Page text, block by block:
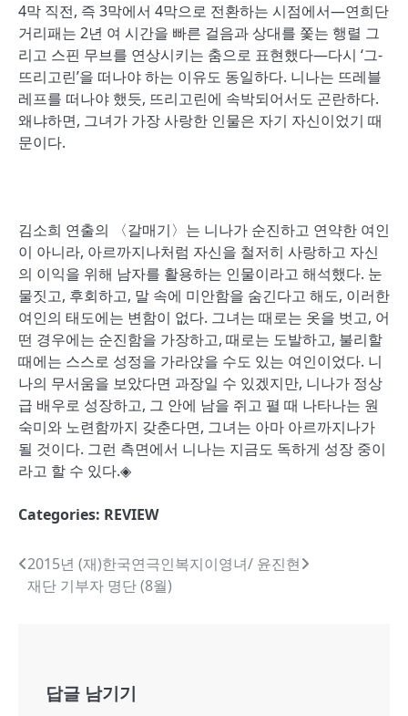
4막 직전, 즉 3막에서 4막으로 전환하는 시점에서―연희단
거리패는 2년 여 시간을 빠른 걸음과 상대를 쫓는 행렬 그
리고 스핀 무브를 연상시키는 춤으로 표현했다―다시 ‘그-
뜨리고린’을 떠나야 하는 이유도 동일하다. 니나는 뜨레블
레프를 떠나야 했듯, 뜨리고린에 속박되어서도 곤란하다.
왜냐하면, 그녀가 가장 사랑한 인물은 자기 자신이었기 때
문이다.
김소희 연출의 〈갈매기〉는 니나가 순진하고 연약한 여인
이 아니라, 아르까지나처럼 자신을 철저히 사랑하고 자신
의 이익을 위해 남자를 활용하는 인물이라고 해석했다. 눈
물짓고, 후회하고, 말 속에 미안함을 숨긴다고 해도, 이러한
여인의 태도에는 변함이 없다. 그녀는 때로는 옷을 벗고, 어
떤 경우에는 순진함을 가장하고, 때로는 도발하고, 불리할
때에는 스스로 성정을 가라앉을 수도 있는 여인이었다. 니
나의 무서움을 보았다면 과장일 수 있겠지만, 니나가 정상
급 배우로 성장하고, 그 안에 남을 쥐고 펼 때 나타나는 원
숙미와 노련함까지 갖춘다면, 그녀는 아마 아르까지나가
될 것이다. 그런 측면에서 니나는 지금도 독하게 성장 중이
라고 할 수 있다.◈
Categories: REVIEW
글
내
2015년 (재)한국연극인복지
재단 기부자 명단 (8월)
이영녀/ 윤진현
답글 남기기